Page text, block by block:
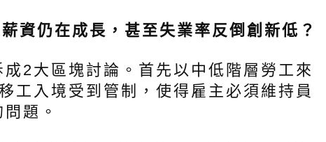
資仍在成長，甚至失業率反倒創新低？
大區塊討論。首先以中低階層勞工來
工入境受到管制，使得雇主必須維持員
題。